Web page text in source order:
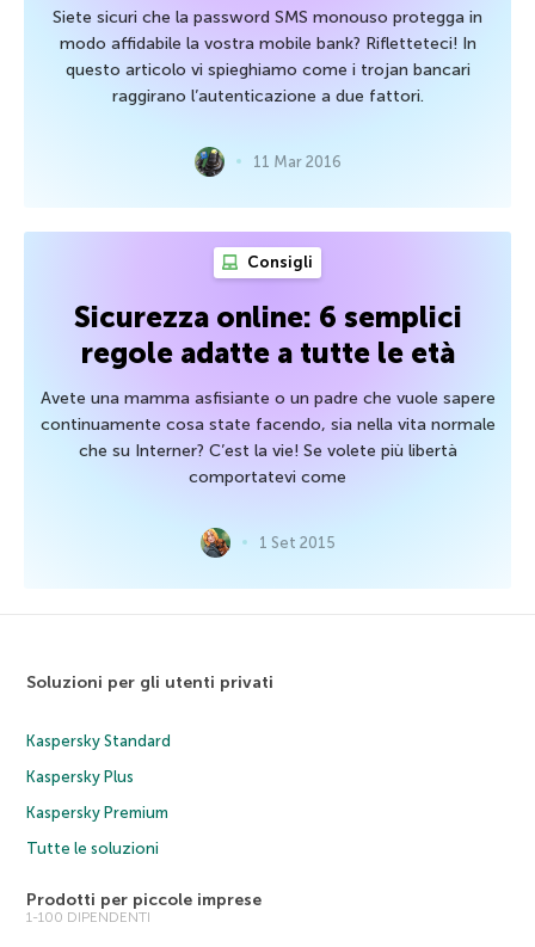
Siete sicuri che la password SMS monouso protegga in
modo affidabile la vostra mobile bank? Rifletteteci! In
questo articolo vi spieghiamo come i trojan bancari
raggirano l’autenticazione a due fattori.
11 Mar 2016
Consigli
Sicurezza online: 6 semplici
regole adatte a tutte le età
Avete una mamma asfisiante o un padre che vuole sapere
continuamente cosa state facendo, sia nella vita normale
che su Interner? C’est la vie! Se volete più libertà
comportatevi come
1 Set 2015
Soluzioni per gli utenti privati
Kaspersky Standard
Kaspersky Plus
Kaspersky Premium
Tutte le soluzioni
Prodotti per piccole imprese
1-100 DIPENDENTI